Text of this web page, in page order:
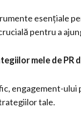
esențiale
pentru a
mele de PR
engagement-
tale.